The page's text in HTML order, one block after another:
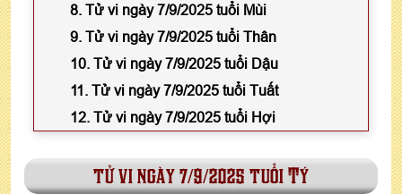
8. Tử vi ngày 7/9/2025 tuổi Mùi
9. Tử vi ngày 7/9/2025 tuổi Thân
10. Tử vi ngày 7/9/2025 tuổi Dậu
11. Tử vi ngày 7/9/2025 tuổi Tuất
12. Tử vi ngày 7/9/2025 tuổi Hợi
tử vi ngày 7/9/2025 tuổi Tý